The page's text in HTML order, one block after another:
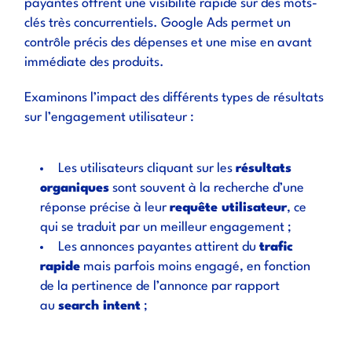
payantes offrent une visibilité rapide sur des mots-
clés très concurrentiels. Google Ads permet un
contrôle précis des dépenses et une mise en avant
immédiate des produits.
Examinons l’impact des différents types de résultats
sur l’engagement utilisateur :
Les utilisateurs cliquant sur lesrésultats
organiques sont souvent à la recherche d’une
réponse précise à leurrequête utilisateur, ce
qui se traduit par un meilleur engagement ;
Les annonces payantes attirent dutrafic
rapide mais parfois moins engagé, en fonction
de la pertinence de l’annonce par rapport
ausearch intent ;